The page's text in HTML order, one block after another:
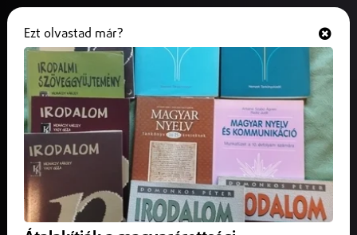
Hamarosan eldől, milyen lesz a
Közlekedési Múzeum
2025. október 30. Hajdú-Bihar vármegye
Értékelték a debreceni Közlekedési Múzeum terveit az
Építési és Közlekedési Minisztériumban – hamarosan
Ezt olvastad már?